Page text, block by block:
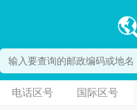
电话区号 国际区号